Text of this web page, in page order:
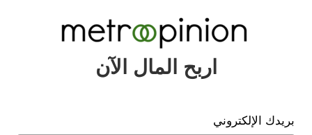
اربح المال الآن
بريدك الإلكتروني